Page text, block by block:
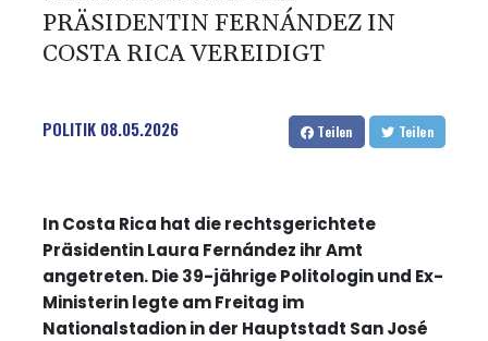
PRÄSIDENTIN FERNÁNDEZ IN
COSTA RICA VEREIDIGT
POLITIK 08.05.2026 Teilen Teilen
In Costa Rica hat die rechtsgerichtete
Präsidentin Laura Fernández ihr Amt
angetreten. Die 39-jährige Politologin und Ex-
Ministerin legte am Freitag im
Nationalstadion in der Hauptstadt San José